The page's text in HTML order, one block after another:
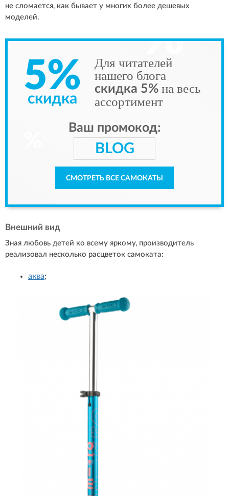
не сломается, как бывает у многих более дешевых
моделей.
5%
скидка
Для читателей
нашего блога
скидка 5% на весь
ассортимент
Ваш промокод:
BLOG
СМОТРЕТЬ ВСЕ САМОКАТЫ
Внешний вид
Зная любовь детей ко всему яркому, производитель
реализовал несколько расцветок самоката:
аква;